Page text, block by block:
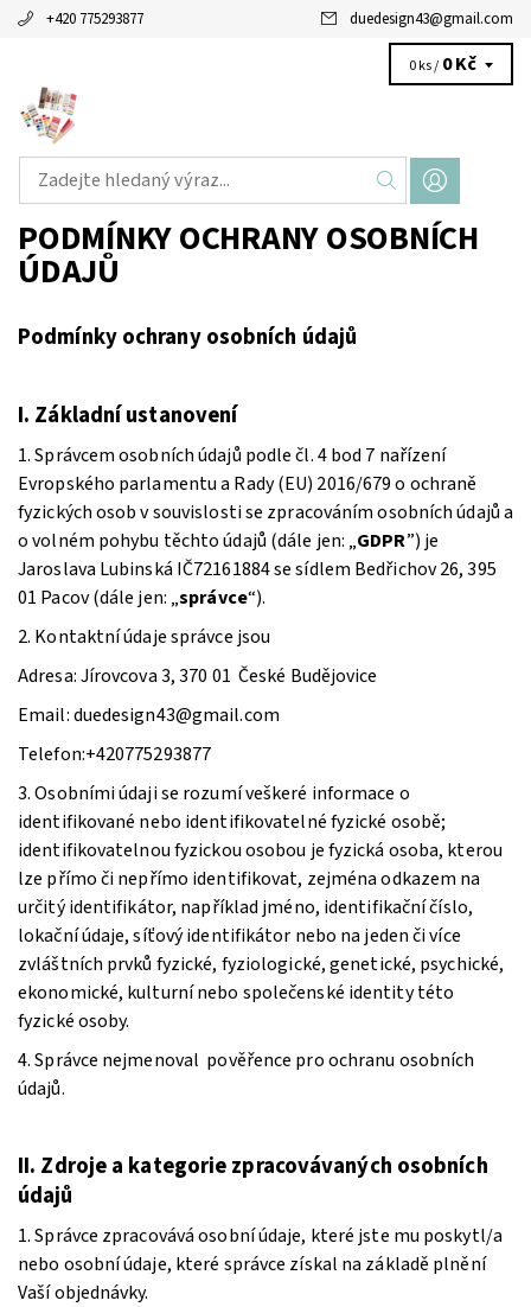
+420 775293877 duedesign43@gmail.com
0 ks / 0 Kč
PODMÍNKY OCHRANY OSOBNÍCH
ÚDAJŮ
Podmínky ochrany osobních údajů
I. Základní ustanovení
1. Správcem osobních údajů podle čl. 4 bod 7 nařízení
Evropského parlamentu a Rady (EU) 2016/679 o ochraně
fyzických osob v souvislosti se zpracováním osobních údajů a
o volném pohybu těchto údajů (dále jen: „GDPR”) je
Jaroslava Lubinská IČ72161884 se sídlem Bedřichov 26, 395
01 Pacov (dále jen: „správce“).
2. Kontaktní údaje správce jsou
Adresa: Jírovcova 3, 370 01 České Budějovice
Email: duedesign43@gmail.com
Telefon:+420775293877
3. Osobními údaji se rozumí veškeré informace o
identifikované nebo identifikovatelné fyzické osobě;
identifikovatelnou fyzickou osobou je fyzická osoba, kterou
lze přímo či nepřímo identifikovat, zejména odkazem na
určitý identifikátor, například jméno, identifikační číslo,
lokační údaje, síťový identifikátor nebo na jeden či více
zvláštních prvků fyzické, fyziologické, genetické, psychické,
ekonomické, kulturní nebo společenské identity této
fyzické osoby.
4. Správce nejmenoval pověřence pro ochranu osobních
údajů.
II. Zdroje a kategorie zpracovávaných osobních
údajů
1. Správce zpracovává osobní údaje, které jste mu poskytl/a
nebo osobní údaje, které správce získal na základě plnění
Vaší objednávky.